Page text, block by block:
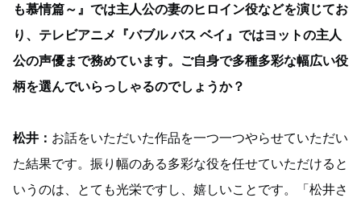
も慕情篇～』では主人公の妻のヒロイン役などを演じてお
り、テレビアニメ『バブル バス ベイ』ではヨットの主人
公の声優まで務めています。ご自身で多種多彩な幅広い役
柄を選んでいらっしゃるのでしょうか？
松井： お話をいただいた作品を一つ一つやらせていただい
た結果です。振り幅のある多彩な役を任せていただけると
いうのは、とても光栄ですし、嬉しいことです。「松井さ